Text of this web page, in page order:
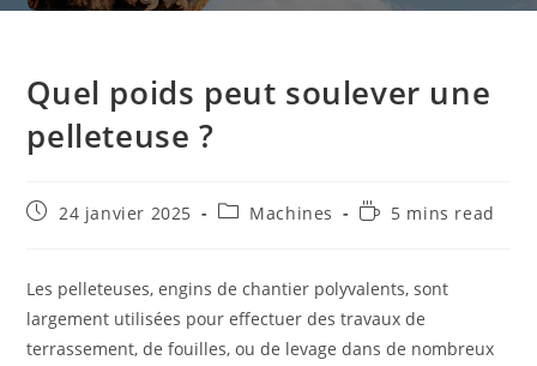
Quel poids peut soulever une
pelleteuse ?
24 janvier 2025 Machines 5 mins read
Les pelleteuses, engins de chantier polyvalents, sont
largement utilisées pour effectuer des travaux de
terrassement, de fouilles, ou de levage dans de nombreux